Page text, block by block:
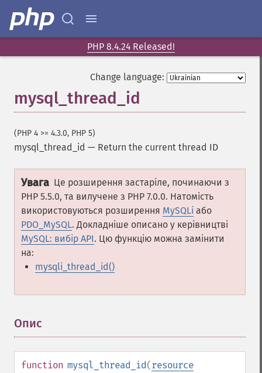
PHP 8.4.24 Released!
Change language:
mysql_thread_id
(PHP 4 >= 4.3.0, PHP 5)
mysql_thread_id — Return the current thread ID
Увага Це розширення застаріле, починаючи з
PHP 5.5.0, та вилучене з PHP 7.0.0. Натомість
використовуються розширення MySQLi або
PDO_MySQL. Докладніше описано у керівництві
MySQL: вибір API. Цю функцію можна замінити
на:
mysqli_thread_id()
Опис
function mysql_thread_id(resource